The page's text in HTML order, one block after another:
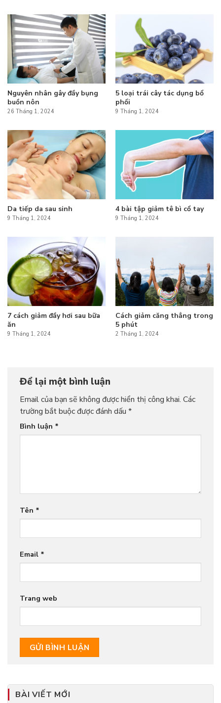
Nguyên nhân gây đầy bụng
buồn nôn
26 Tháng 1, 2024
5 loại trái cây tác dụng bổ
phổi
9 Tháng 1, 2024
Da tiếp da sau sinh
9 Tháng 1, 2024
4 bài tập giảm tê bì cổ tay
9 Tháng 1, 2024
7 cách giảm đầy hơi sau bữa
ăn
9 Tháng 1, 2024
Cách giảm căng thẳng trong
5 phút
2 Tháng 1, 2024
Để lại một bình luận
Email của bạn sẽ không được hiển thị công khai. Các
trường bắt buộc được đánh dấu *
Bình luận *
Tên *
Email *
Trang web
BÀI VIẾT MỚI